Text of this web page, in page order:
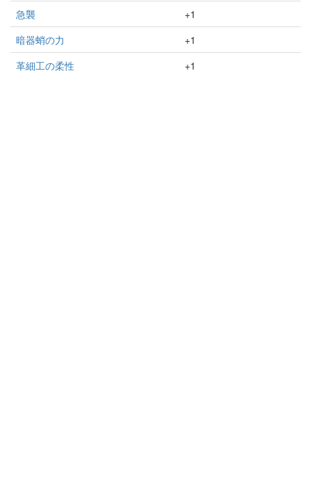
急襲
+1
暗器蛸の力
+1
革細工の柔性
+1